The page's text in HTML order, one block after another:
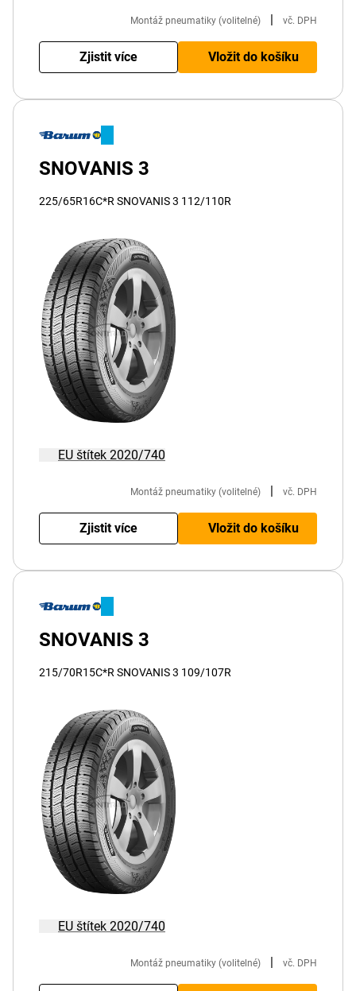
Montáž pneumatiky (volitelné) | vč. DPH
Zjistit více Vložit do košíku
SNOVANIS 3
225/65R16C*R SNOVANIS 3 112/110R
EU štítek 2020/740
Montáž pneumatiky (volitelné) | vč. DPH
Zjistit více Vložit do košíku
SNOVANIS 3
215/70R15C*R SNOVANIS 3 109/107R
EU štítek 2020/740
Montáž pneumatiky (volitelné) vč. DPH